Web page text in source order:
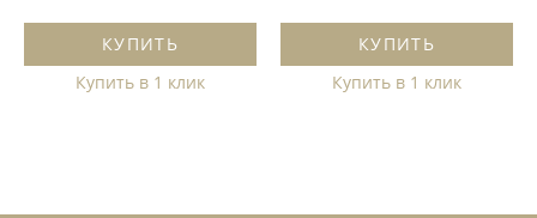
КУПИТЬ
Купить в 1 клик
КУПИТЬ
Купить в 1 клик